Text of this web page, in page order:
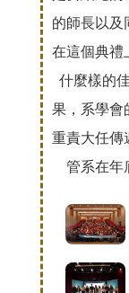
的師長以及
在這個典禮
什麼樣的
果，系學會
重責大任傳
管系在年